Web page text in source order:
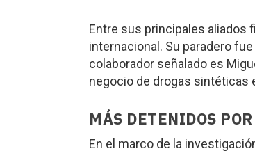
Entre sus principales aliados
internacional. Su paradero
colaborador señalado es
negocio de drogas sintéticas
MÁS DETENIDOS
En el marco de la